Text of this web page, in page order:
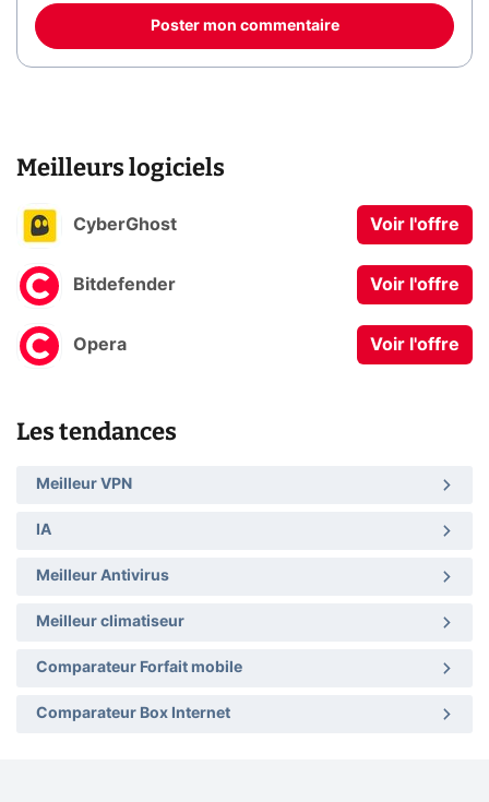
Poster mon commentaire
Meilleurs logiciels
CyberGhost Voir l'offre
Bitdefender Voir l'offre
Opera Voir l'offre
Les tendances
Meilleur VPN
IA
Meilleur Antivirus
Meilleur climatiseur
Comparateur Forfait mobile
Comparateur Box Internet